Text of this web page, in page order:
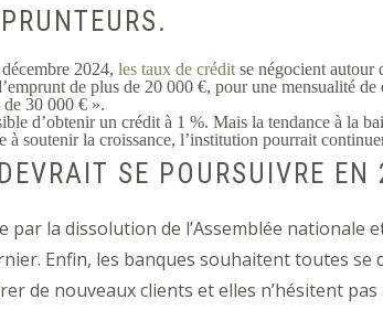
décembre 2024,les taux de crédit se négocient autour
de plus de 20 000 €, pour une mensualité
30 000 € ».
d’obtenir un crédit à 1 %. Mais la tendance à la
soutenir la croissance, l’institution pourrait
SE POURSUIVRE EN
la dissolution de l’Assemblée
Enfin, les banques souhaitent toutes
de nouveaux clients et elles n’hésitent